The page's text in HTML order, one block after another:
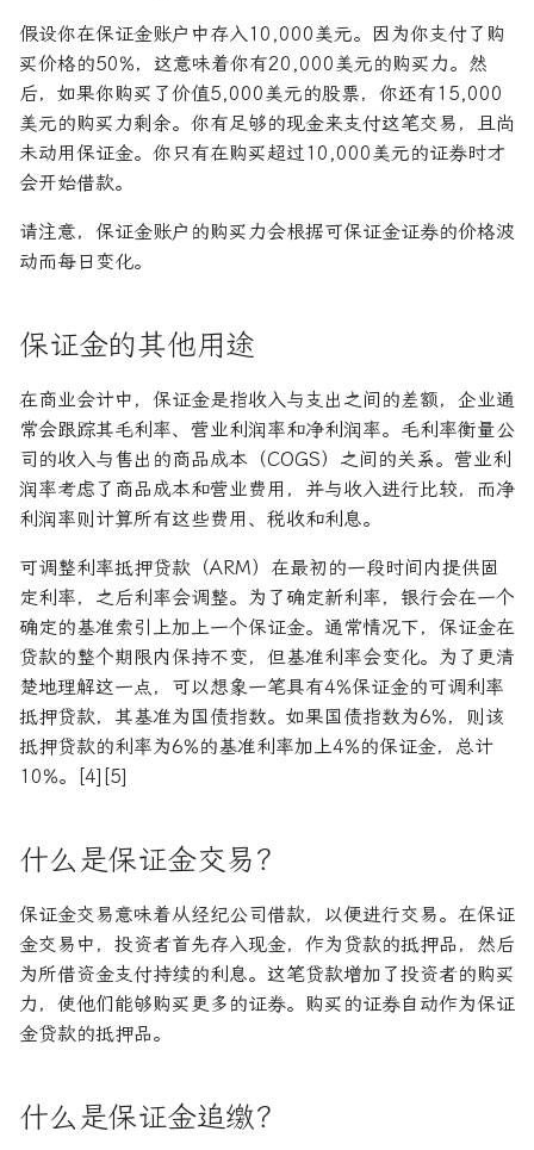
假设你在保证金账户中存入10,000美元。因为你支付了购
买价格的50%，这意味着你有20,000美元的购买力。然
后，如果你购买了价值5,000美元的股票，你还有15,000
美元的购买力剩余。你有足够的现金来支付这笔交易，且尚
未动用保证金。你只有在购买超过10,000美元的证券时才
会开始借款。
请注意，保证金账户的购买力会根据可保证金证券的价格波
动而每日变化。
保证金的其他用途
在商业会计中，保证金是指收入与支出之间的差额，企业通
常会跟踪其毛利率、营业利润率和净利润率。毛利率衡量公
司的收入与售出的商品成本（COGS）之间的关系。营业利
润率考虑了商品成本和营业费用，并与收入进行比较，而净
利润率则计算所有这些费用、税收和利息。
可调整利率抵押贷款（ARM）在最初的一段时间内提供固
定利率，之后利率会调整。为了确定新利率，银行会在一个
确定的基准索引上加上一个保证金。通常情况下，保证金在
贷款的整个期限内保持不变，但基准利率会变化。为了更清
楚地理解这一点，可以想象一笔具有4%保证金的可调利率
抵押贷款，其基准为国债指数。如果国债指数为6%，则该
抵押贷款的利率为6%的基准利率加上4%的保证金，总计
10%。[4][5]
什么是保证金交易？
保证金交易意味着从经纪公司借款，以便进行交易。在保证
金交易中，投资者首先存入现金，作为贷款的抵押品，然后
为所借资金支付持续的利息。这笔贷款增加了投资者的购买
力，使他们能够购买更多的证券。购买的证券自动作为保证
金贷款的抵押品。
什么是保证金追缴？